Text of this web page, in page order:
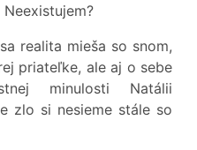
realita mieša so snom,
priateľke, ale aj o sebe
minulosti Natálii
zlo si nesieme stále so